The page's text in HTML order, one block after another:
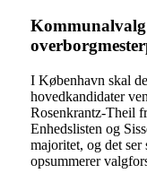
I København skal
hovedkandidater
Rosenkrantz-Theil
Enhedslisten og
majoritet, og det
opsummerer